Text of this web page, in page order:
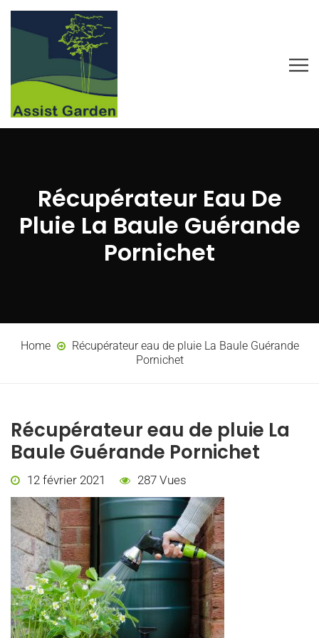
Récupérateur Eau De
Pluie La Baule Guérande
Pornichet
Home
Récupérateur eau de pluie La Baule Guérande
Pornichet
Récupérateur eau de pluie La
Baule Guérande Pornichet
12 février 2021 287 Vues